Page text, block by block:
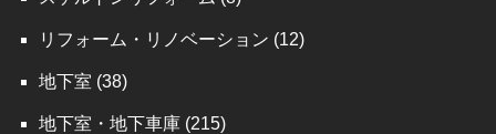
リフォーム・リノベーション (12)
地下室 (38)
地下室・地下車庫 (215)